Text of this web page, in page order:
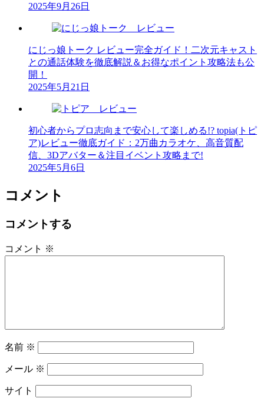
2025年9月26日
にじっ娘トーク レビュー完全ガイド！二次元キャスト
との通話体験を徹底解説＆お得なポイント攻略法も公
開！
2025年5月21日
初心者からプロ志向まで安心して楽しめる!? topia(トピ
ア)レビュー徹底ガイド：2万曲カラオケ、高音質配
信、3Dアバター＆注目イベント攻略まで!
2025年5月6日
コメント
コメントする
コメント ※
名前 ※
メール ※
サイト